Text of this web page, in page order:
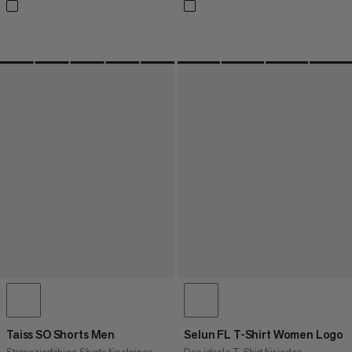
Taiss SO Shorts Men Selun FL T-Shirt Women Logo